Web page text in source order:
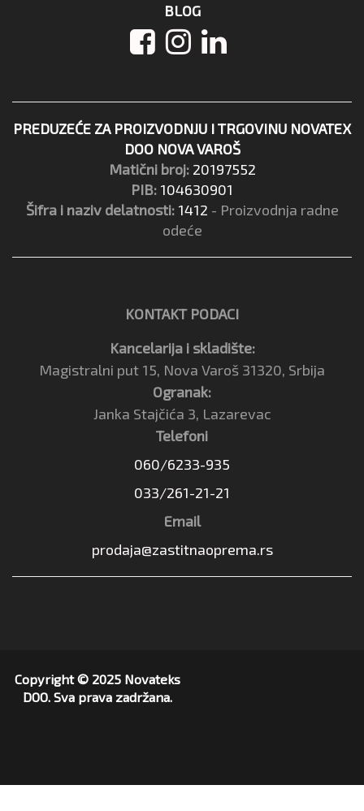
BLOG
PREDUZEĆE ZA PROIZVODNJU I TRGOVINU NOVATEX
DOO NOVA VAROŠ
Matični broj: 20197552
PIB: 104630901
Šifra i naziv delatnosti: 1412 - Proizvodnja radne
odeće
KONTAKT PODACI
Kancelarija i skladište:
Magistralni put 15, Nova Varoš 31320, Srbija
Ogranak:
Janka Stajčića 3, Lazarevac
Telefoni
060/6233-935
033/261-21-21
Email
prodaja@zastitnaoprema.rs
Copyright © 2025 Novateks
DOO. Sva prava zadržana.